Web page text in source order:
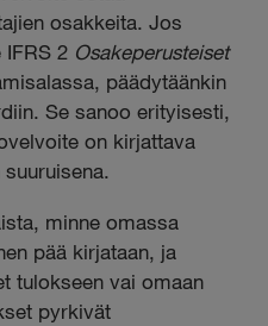
osakkeita. Jos
2 Osakeperusteiset
päädytäänkin
Se sanoo erityisesti,
on kirjattava
minne omassa
pää kirjataan, ja
tulokseen vai omaan
pyrkivät